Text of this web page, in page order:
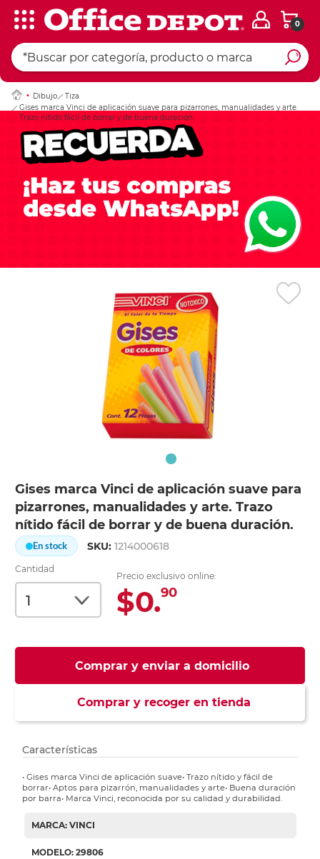
0
Dibujo
Tiza
Gises marca Vinci de aplicación suave para pizarrones, manualidades y arte.
Trazo nítido fácil de borrar y de buena duración.
Gises marca Vinci de aplicación suave para
pizarrones, manualidades y arte. Trazo
nítido fácil de borrar y de buena duración.
En stock SKU:1214000618
Cantidad
Precio exclusivo online:
$0.90
Comprar y enviar a domicilio
Comprar y recoger en tienda
Ingresar Codigo
Características
• Gises marca Vinci de aplicación suave• Trazo nítido y fácil de
borrar• Aptos para pizarrón, manualidades y arte• Buena duración
por barra• Marca Vinci, reconocida por su calidad y durabilidad.
MARCA: VINCI
MODELO: 29806